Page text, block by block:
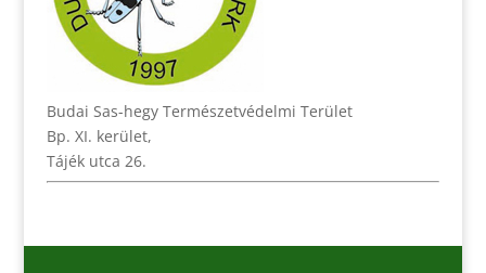
Budai Sas-hegy Természetvédelmi Terület
Bp. XI. kerület,
Tájék utca 26.